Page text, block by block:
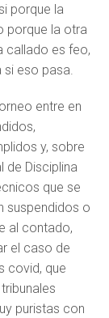
porque la
porque la otra
callado es feo,
si eso pasa.
entre en
y, sobre
de Disciplina
que se
suspendidos o
al contado,
el caso de
covid, que
puristas con